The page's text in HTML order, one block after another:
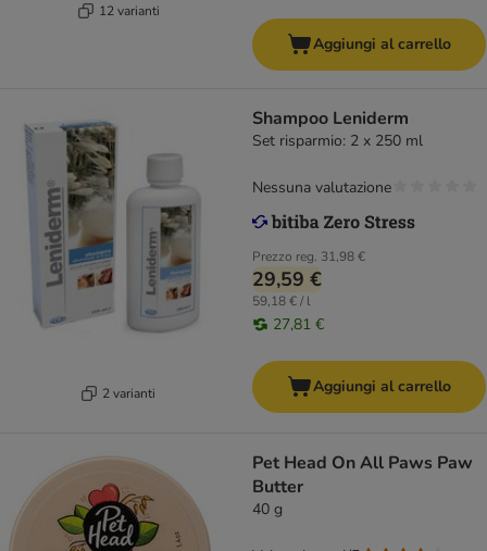
12 varianti
Aggiungi al carrello
2 varianti
Shampoo Leniderm
Set risparmio: 2 x 250 ml
Prezzo reg. 31,98 €
29,59 €
59,18 € / l
27,81 €
Nessuna valutazione
Aggiungi al carrello
Pet Head On All Paws Paw
Butter
40 g